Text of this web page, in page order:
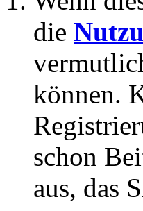
die
können.
schon
aus, das